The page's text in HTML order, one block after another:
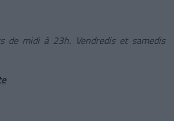
de midi à 23h. Vendredis et samedis